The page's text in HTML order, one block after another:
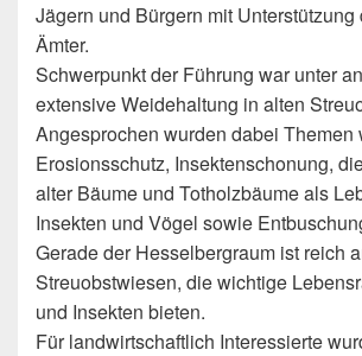
Jägern und Bürgern mit
Ämter.
Schwerpunkt der Führung war unter
extensive Weidehaltung in alten
Angesprochen wurden dabei Themen
Erosionsschutz, Insektenschonung,
alter Bäume und Totholzbäume als
Insekten und Vögel sowie
Gerade der Hesselbergraum ist reich
Streuobstwiesen, die wichtige
und Insekten bieten.
Für landwirtschaftlich Interessierte